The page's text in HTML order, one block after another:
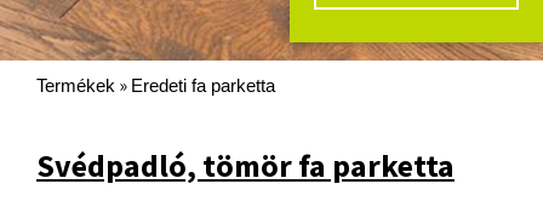
Termékek » Eredeti fa parketta
Svédpadló, tömör fa parketta